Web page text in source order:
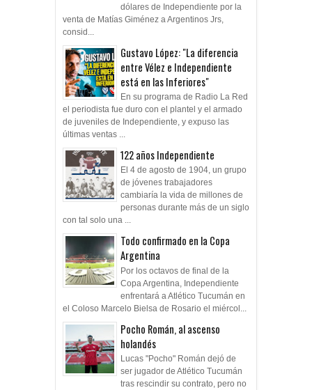
dólares de Independiente por la
venta de Matías Giménez a Argentinos Jrs,
consid...
Gustavo López: "La diferencia
entre Vélez e Independiente
está en las Inferiores"
En su programa de Radio La Red
el periodista fue duro con el plantel y el armado
de juveniles de Independiente, y expuso las
últimas ventas ...
122 años Independiente
El 4 de agosto de 1904, un grupo
de jóvenes trabajadores
cambiaría la vida de millones de
personas durante más de un siglo
con tal solo una ...
Todo confirmado en la Copa
Argentina
Por los octavos de final de la
Copa Argentina, Independiente
enfrentará a Atlético Tucumán en
el Coloso Marcelo Bielsa de Rosario el miércol...
Pocho Román, al ascenso
holandés
Lucas "Pocho" Román dejó de
ser jugador de Atlético Tucumán
tras rescindir su contrato, pero no